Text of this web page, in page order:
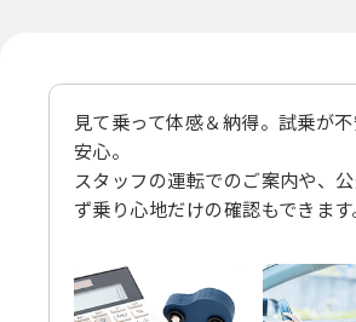
見て乗って体感＆納得。試乗が
安心。
スタッフの運転でのご案内や、
ず乗り心地だけの確認もできます